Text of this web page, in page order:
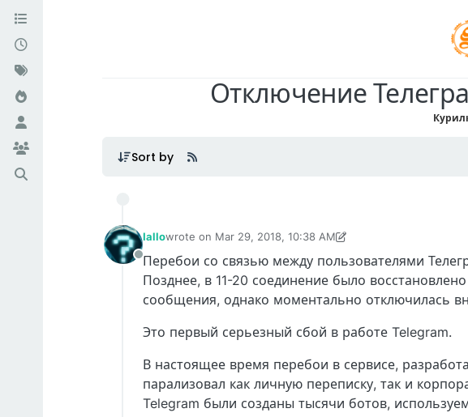
Отключение
Sort by
Offline
Iallowrote on Mar 29, 2018, 10:38 AM
last edited by IalloMar 29, 2018, 11:41 AM
Перебои со связью между пользователями
Позднее, в 11-20 соединение было
сообщения, однако моментально отключилась
Это первый серьезный сбой в работе Telegram.
В настоящее время перебои в сервисе,
парализовал как личную переписку, так и
Telegram были созданы тысячи ботов,